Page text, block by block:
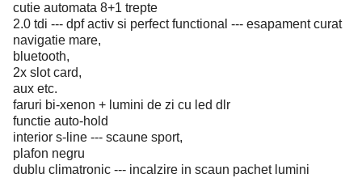
cutie automata 8+1 trepte
2.0 tdi --- dpf activ si perfect functional --- esapament curat
navigatie mare,
bluetooth,
2x slot card,
aux etc.
faruri bi-xenon + lumini de zi cu led dlr
functie auto-hold
interior s-line --- scaune sport,
plafon negru
dublu climatronic --- incalzire in scaun pachet lumini